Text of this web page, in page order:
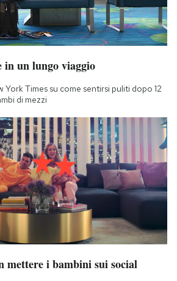
in un lungo viaggio
York Times su come sentirsi puliti dopo 12
di mezzi
mettere i bambini sui social